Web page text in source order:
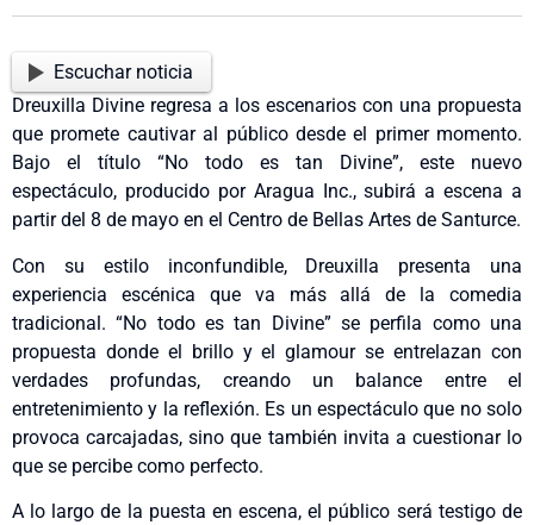
Escuchar noticia
Dreuxilla Divine regresa a los escenarios con una propuesta
que promete cautivar al público desde el primer momento.
Bajo el título “No todo es tan Divine”, este nuevo
espectáculo, producido por Aragua Inc., subirá a escena a
partir del 8 de mayo en el Centro de Bellas Artes de Santurce.
Con su estilo inconfundible, Dreuxilla presenta una
experiencia escénica que va más allá de la comedia
tradicional. “No todo es tan Divine” se perfila como una
propuesta donde el brillo y el glamour se entrelazan con
verdades profundas, creando un balance entre el
entretenimiento y la reflexión. Es un espectáculo que no solo
provoca carcajadas, sino que también invita a cuestionar lo
que se percibe como perfecto.
A lo largo de la puesta en escena, el público será testigo de